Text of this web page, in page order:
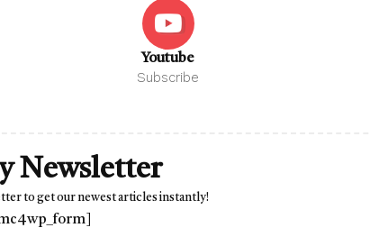
Youtube
Subscribe
Newsletter
to get our newest articles instantly!